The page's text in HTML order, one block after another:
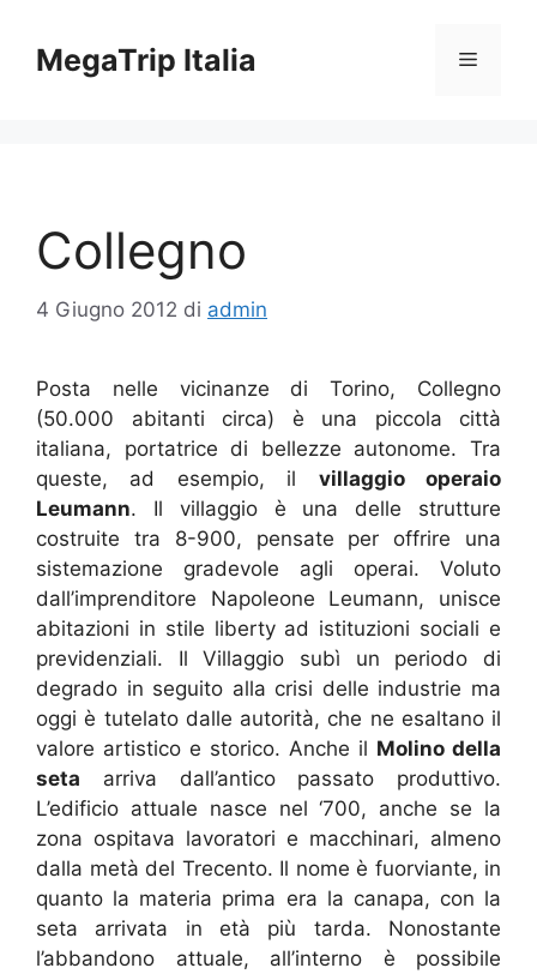
contenuto
MegaTrip Italia Menu
Collegno
4 Giugno 2012 di admin
Posta nelle vicinanze di Torino, Collegno
(50.000 abitanti circa) è una piccola città
italiana, portatrice di bellezze autonome. Tra
queste, ad esempio, il villaggio operaio
Leumann. Il villaggio è una delle strutture
costruite tra 8-900, pensate per offrire una
sistemazione gradevole agli operai. Voluto
dall’imprenditore Napoleone Leumann, unisce
abitazioni in stile liberty ad istituzioni sociali e
previdenziali. Il Villaggio subì un periodo di
degrado in seguito alla crisi delle industrie ma
oggi è tutelato dalle autorità, che ne esaltano il
valore artistico e storico. Anche il Molino della
seta arriva dall’antico passato produttivo.
L’edificio attuale nasce nel ‘700, anche se la
zona ospitava lavoratori e macchinari, almeno
dalla metà del Trecento. Il nome è fuorviante, in
quanto la materia prima era la canapa, con la
seta arrivata in età più tarda. Nonostante
l’abbandono attuale, all’interno è possibile